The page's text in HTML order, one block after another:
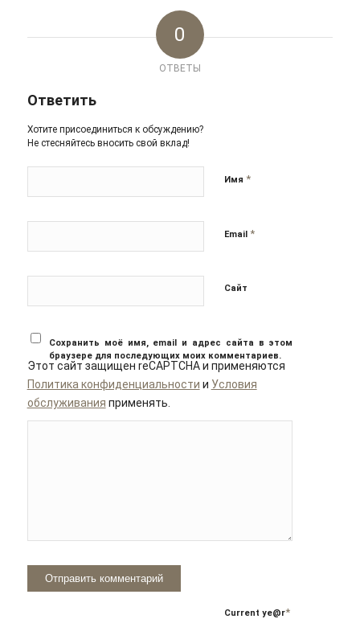
0
ОТВЕТЫ
Ответить
Хотите присоединиться к обсуждению?
Не стесняйтесь вносить свой вклад!
Имя *
Email *
Сайт
Сохранить моё имя, email и адрес сайта в этом
браузере для последующих моих комментариев.
Этот сайт защищен reCAPTCHA и применяются
Политика конфиденциальности и Условия
обслуживания применять.
Current ye@r*